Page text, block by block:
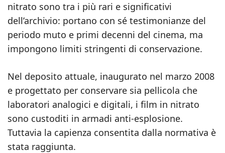
nitrato sono tra i più rari e significativi
dell’archivio: portano con sé testimonianze del
periodo muto e primi decenni del cinema, ma
impongono limiti stringenti di conservazione.
Nel deposito attuale, inaugurato nel marzo 2008
e progettato per conservare sia pellicola che
laboratori analogici e digitali, i film in nitrato
sono custoditi in armadi anti-esplosione.
Tuttavia la capienza consentita dalla normativa è
stata raggiunta.